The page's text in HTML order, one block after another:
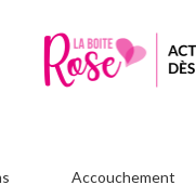
Accouchement